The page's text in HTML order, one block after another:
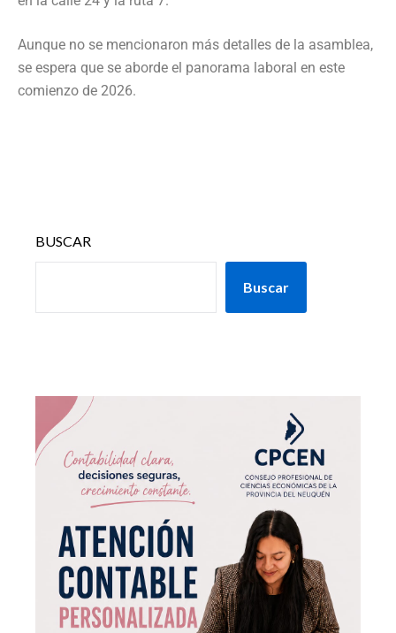
Aunque no se mencionaron más detalles de la asamblea,
se espera que se aborde el panorama laboral en este
comienzo de 2026.
BUSCAR
Buscar